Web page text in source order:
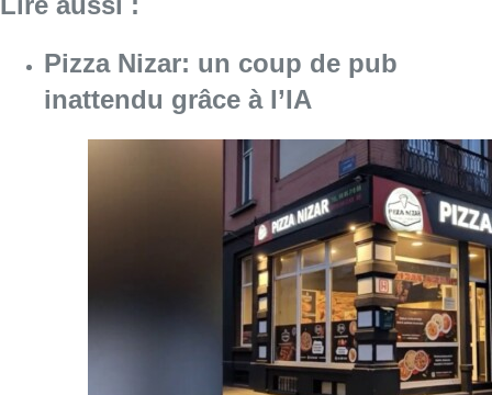
Consulter l'article "Pizza Nizar: un coup de
Foire du Midi: les visiteurs au
rendez-vous grâce à la météo